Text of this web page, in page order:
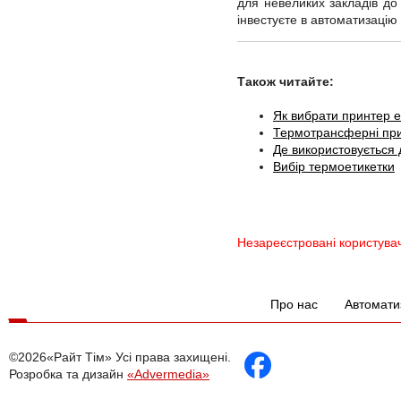
для невеликих закладів
інвестуєте в
Також читайте:
Як вибрати принтер
Термотрансферні
Де
Вибір термоетикетки
Незареєстровані
Про нас
©2026«Райт Тім» Усі права захищені.
Розробка та дизайн «Advermedia»